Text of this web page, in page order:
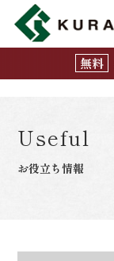
Useful
お役立ち情報